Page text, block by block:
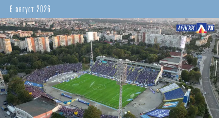
6 август 2026